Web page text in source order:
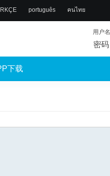
português คนไทย
用户名
密码
下载